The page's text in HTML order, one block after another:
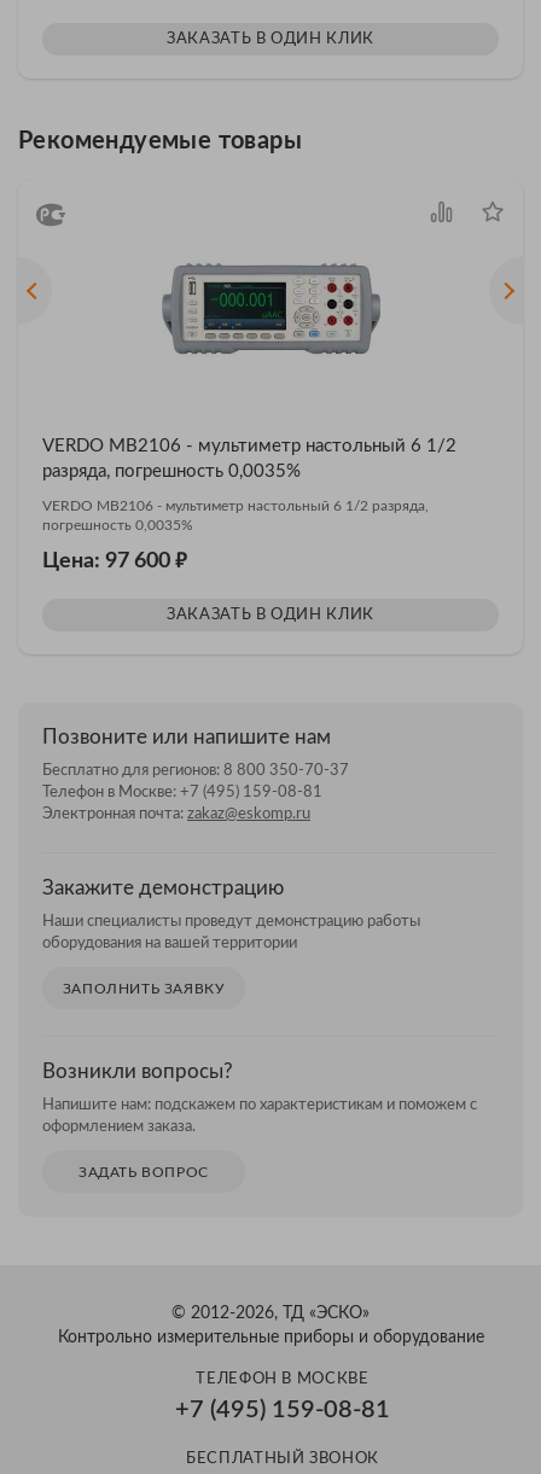
Здравствуйте! Готов помочь
ЗАКАЗАТЬ В ОДИН КЛИК
Рекомендуемые товары
VERDO MB2106 - мультиметр настольный 6 1/2
разряда, погрешность 0,0035%
VERDO MB2106 - мультиметр настольный 6 1/2 разряда,
погрешность 0,0035%
Цена: 97 600 ₽
ЗАКАЗАТЬ В ОДИН КЛИК
Позвоните или напишите нам
Бесплатно для регионов: 8 800 350-70-37
Телефон в Москве: +7 (495) 159-08-81
Электронная почта: zakaz@eskomp.ru
Закажите демонстрацию
Наши специалисты проведут демонстрацию работы
оборудования на вашей территории
ЗАПОЛНИТЬ ЗАЯВКУ
Возникли вопросы?
Напишите нам: подскажем по характеристикам и поможем с
оформлением заказа.
ЗАДАТЬ ВОПРОС
© 2012-2026, ТД «ЭСКО»
Контрольно измерительные приборы и оборудование
ТЕЛЕФОН В МОСКВЕ
+7 (495) 159-08-81
БЕСПЛАТНЫЙ ЗВОНОК